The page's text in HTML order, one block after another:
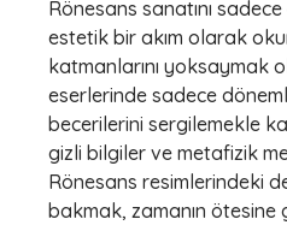
Rönesans sanatını
estetik bir akım olarak
katmanlarını yoksaymak
eserlerinde sadece
becerilerini sergilemekle
gizli bilgiler ve metafizik
Rönesans resimlerindeki
bakmak, zamanın ötesine